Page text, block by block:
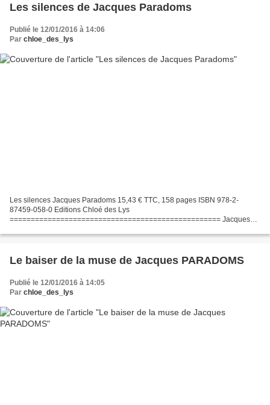
Les silences de Jacques Paradoms
Publié le 12/01/2016 à 14:06
Par chloe_des_lys
Les silences Jacques Paradoms 15,43 € TTC, 158 pages ISBN 978-2-
87459-058-0 Editions Chloé des Lys
================================================== Jacques
participé à des concours....
Le baiser de la muse de Jacques PARADOMS
Publié le 12/01/2016 à 14:05
Par chloe_des_lys